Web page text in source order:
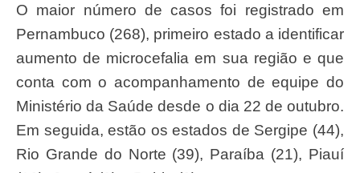
O maior número de casos foi registrado em
Pernambuco (268), primeiro estado a identificar
aumento de microcefalia em sua região e que
conta com o acompanhamento de equipe do
Ministério da Saúde desde o dia 22 de outubro.
Em seguida, estão os estados de Sergipe (44),
Rio Grande do Norte (39), Paraíba (21), Piauí